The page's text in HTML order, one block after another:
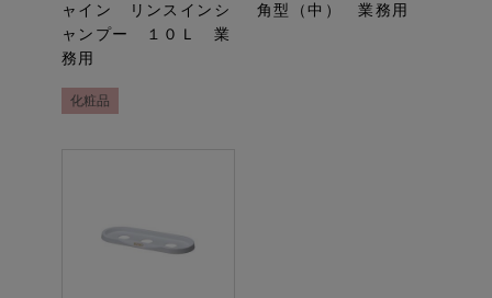
ャイン リンスインシ
ャンプー １０Ｌ 業
務用
化粧品
角型（中） 業務用